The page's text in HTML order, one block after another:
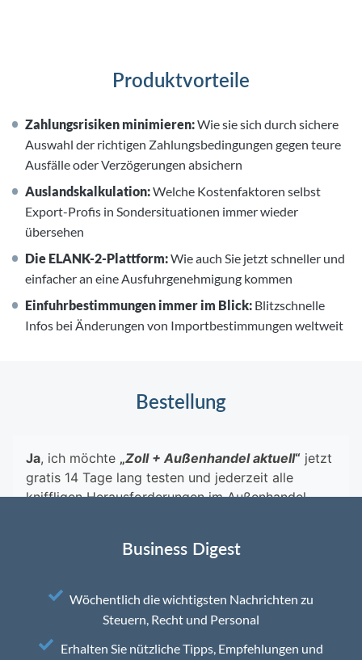
Produktvorteile
Zahlungsrisiken minimieren:Wie sie sich durch sichere
Auswahl der richtigen Zahlungsbedingungen gegen teure
Ausfälle oder Verzögerungen absichern
Auslandskalkulation:Welche Kostenfaktoren selbst
Export-Profis in Sondersituationen immer wieder
übersehen
Die ELANK-2-Plattform:Wie auch Sie jetzt schneller und
einfacher an eine Ausfuhrgenehmigung kommen
Einfuhrbestimmungen immer im Blick: Blitzschnelle
Infos bei Änderungen von Importbestimmungen weltweit
Bestellung
Business Digest
Wöchentlich die wichtigsten Nachrichten zu
Steuern, Recht und Personal
Erhalten Sie nützliche Tipps, Empfehlungen und